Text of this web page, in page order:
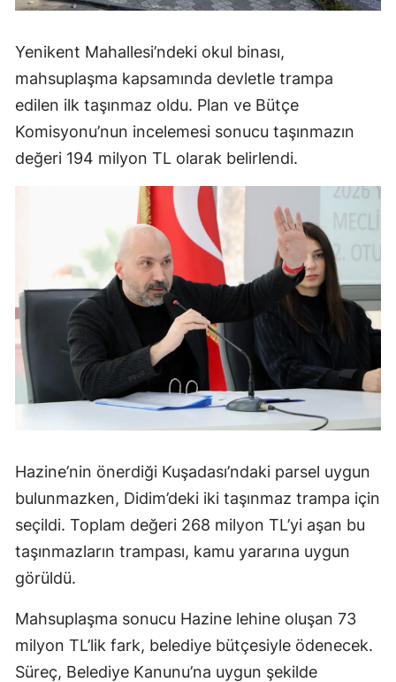
Yenikent Mahallesi’ndeki okul binası,
mahsuplaşma kapsamında devletle trampa
edilen ilk taşınmaz oldu. Plan ve Bütçe
Komisyonu’nun incelemesi sonucu taşınmazın
değeri 194 milyon TL olarak belirlendi.
Hazine’nin önerdiği Kuşadası’ndaki parsel uygun
bulunmazken, Didim’deki iki taşınmaz trampa için
seçildi. Toplam değeri 268 milyon TL’yi aşan bu
taşınmazların trampası, kamu yararına uygun
görüldü.
Mahsuplaşma sonucu Hazine lehine oluşan 73
milyon TL’lik fark, belediye bütçesiyle ödenecek.
Süreç, Belediye Kanunu’na uygun şekilde